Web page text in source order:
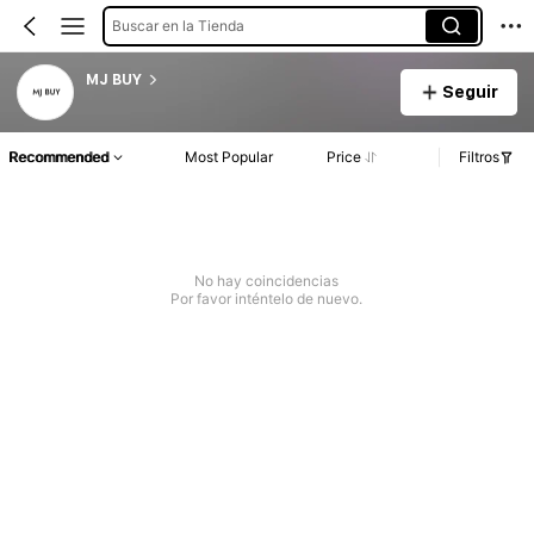
Buscar en la Tienda
MJ BUY
Seguir
Recommended Most Popular Price Filtros
No hay coincidencias
Por favor inténtelo de nuevo.